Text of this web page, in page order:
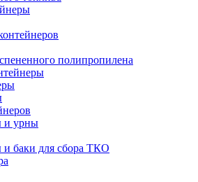
полипропилена
и урны
баки для сбора ТКО